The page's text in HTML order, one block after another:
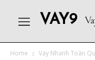
VAY9
Home Vay Nhanh Toàn